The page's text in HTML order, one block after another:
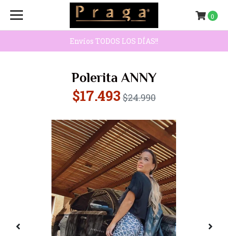
Envíos TODOS LOS DÍAS!!
0
Polerita ANNY
$17.493 $24.990